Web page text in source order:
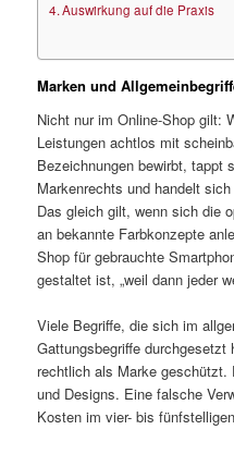
Auswirkung auf die Praxis
Marken und
Nicht nur im Online-Shop gilt:
Leistungen achtlos mit
Bezeichnungen bewirbt, tappt
Markenrechts und handelt
Das gleich gilt, wenn sich die
an bekannte Farbkonzepte
Shop für gebrauchte
gestaltet ist, „weil dann jeder
Viele Begriffe, die sich im
Gattungsbegriffe
rechtlich als Marke
und Designs. Eine falsche
Kosten im vier- bis